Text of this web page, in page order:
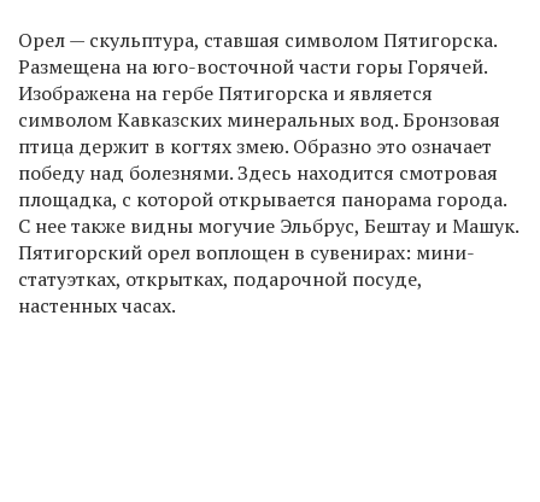
Орел — скульптура, ставшая символом Пятигорска.
Размещена на юго-восточной части горы Горячей.
Изображена на гербе Пятигорска и является
символом Кавказских минеральных вод. Бронзовая
птица держит в когтях змею. Образно это означает
победу над болезнями. Здесь находится смотровая
площадка, с которой открывается панорама города.
С нее также видны могучие Эльбрус, Бештау и Машук.
Пятигорский орел воплощен в сувенирах: мини-
статуэтках, открытках, подарочной посуде,
настенных часах.